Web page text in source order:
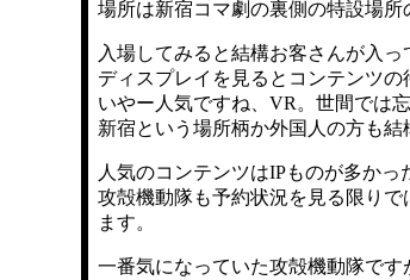
場所は新宿コマ劇の裏側の特設場
入場してみると結構お客さんが入っ
ディスプレイを見るとコンテンツの
いやー人気ですね、VR。世間では
新宿という場所柄か外国人の方も
人気のコンテンツはIPものが多か
攻殻機動隊も予約状況を見る限り
ます。
一番気になっていた攻殻機動隊です